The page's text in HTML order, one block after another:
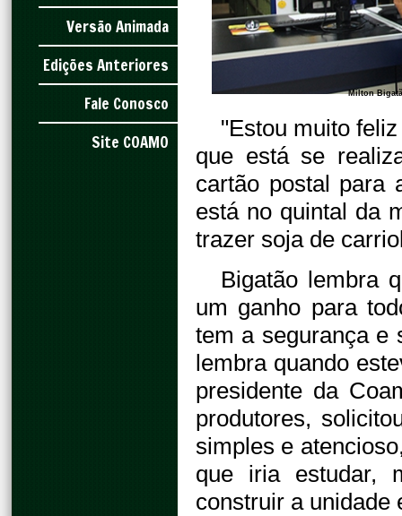
Versão Animada
Edições Anteriores
Fale Conosco
Site COAMO
Milton
"Estou muito
que está se
cartão postal para
está no quintal da
trazer soja de
Bigatão lembra
um ganho para
tem a segurança e
lembra quando
presidente da
produtores,
simples e
que iria estudar,
construir a unidade